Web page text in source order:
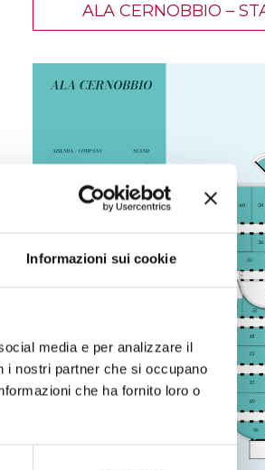
Informazioni sui cookie
media e per analizzare il
i nostri partner che si occupano
che ha fornito loro o
ALA CERNOBBIO –